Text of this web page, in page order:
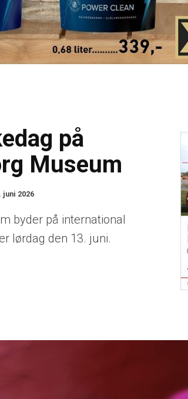
på
Museum
juni 2026
byder på international
lørdag den 13. juni.